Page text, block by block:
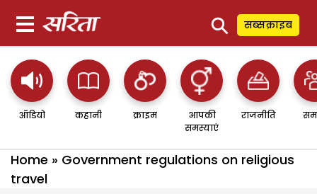
⚲ सब्सक्राइब
ऑडियो कहानी क्राइम
आपकी
समस्याएं
राजनीति
Home » Government regulations on religious
travel